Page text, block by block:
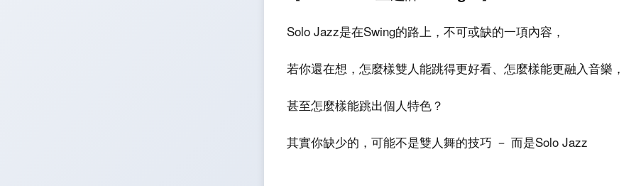
Solo Jazz是在Swing的路上，不可或缺的一項內容，
若你還在想，怎麼樣雙人能跳得更好看、怎麼樣能更融入音樂，
甚至怎麼樣能跳出個人特色？
其實你缺少的，可能不是雙人舞的技巧 － 而是Solo Jazz